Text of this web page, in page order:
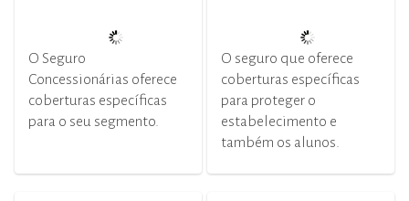
O Seguro
Concessionárias oferece
coberturas específicas
para o seu segmento.
O seguro que oferece
coberturas específicas
para proteger o
estabelecimento e
também os alunos.